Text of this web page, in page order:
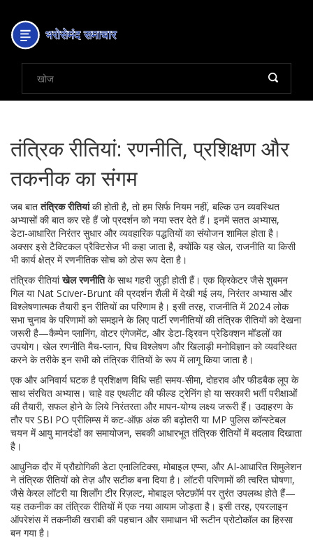
तंत्रिक रीतियां: रणनीति, प्रशिक्षण और
तकनीक का संगम
जब बाततंत्रिक रीतियांकी होती है, तो हम सिर्फ नियम नहीं, बल्कि उन व्यवस्थित
अभ्यासों की बात कर रहे हैं जो प्रदर्शन को नया स्तर देते हैं। इनमें सतत अभ्यास,
डेटा‑आधारित निरंतर सुधार और व्यवहारिक पद्धतियों का संयोजन शामिल होता है ।
अक्सर इसेटैक्टिकल प्रैक्टिसेज भी कहा जाता है, क्योंकि यह खेल, राजनीति या किसी
भी कार्य क्षेत्र में रणनीतिक सोच को ठोस रूप देता है।
तंत्रिक रीतियांखेल रणनीतिके साथ गहरी जुड़ी होती हैं। एक क्रिकेटर जैसे शुबमन
गिल या Nat Sciver‑Brunt की प्रदर्शन शैली में देखी गई लय, निरंतर अभ्यास और
विश्लेषणात्मक तैयारी इन रीतियों का परिणाम है। इसी तरह, राजनीति में 2024 लोक
सभा चुनाव के परिणामों को समझने के लिए पार्टी रणनीतियों की तंत्रिक रीतियों को देखना
जरूरी है—कैम्पेन प्लानिंग, वोटर एंगेजमेंट, और डेटा‑ड्रिवन प्रेडिक्शन मॉडलों का
उपयोग। खेल रणनीति मैच‑प्लान, पिच विश्लेषण और खिलाड़ी मनोविज्ञान को व्यवस्थित
करने के तरीकेइन सभी को तंत्रिक रीतियों के रूप में लागू किया जाता है।
एक और अनिवार्य घटक है प्रशिक्षण विधि सही समय‑सीमा, दोहराव और फीडबैक लूप के
साथ संरचित अभ्यास। चाहे वह एथलीट की फील्ड ट्रेनिंग हो या सरकारी भर्ती परीक्षाओं
की तैयारी, सफल होने के लिये निरंतरता और मापन‑योग्य लक्ष्य जरूरी हैं। उदाहरण के
तौर पर SBI PO प्रीलिम्स में कट‑ऑफ़ अंक की बढ़ोतरी या MP पुलिस कॉन्स्टेबल
चयन में आयु मानदंडों का समायोजन, सबकी आधारभूत तंत्रिक रीतियों में बदलाव दिखाता
है।
आधुनिक दौर मेंप्रौद्योगिकी डेटा एनालिटिक्स, मोबाइल एप्प्स, और AI‑आधारित सिमुलेशन
ने तंत्रिक रीतियों को तेज़ और सटीक बना दिया है। लॉटरी परिणामों की त्वरित घोषणा,
जैसे केरल लॉटरी या शिलॉंग टीर रिज़ल्ट, मोबाइल प्लेटफ़ॉर्म पर तुरंत उपलब्ध होते हैं—
यह तकनीक का तंत्रिक रीतियों में एक नया आयाम जोड़ता है। इसी तरह, एयरलाइन
ऑपरेशंस में तकनीकी खराबी की पहचान और समाधान भी रूटीन प्रोटोकॉल का हिस्सा
बन गया है।